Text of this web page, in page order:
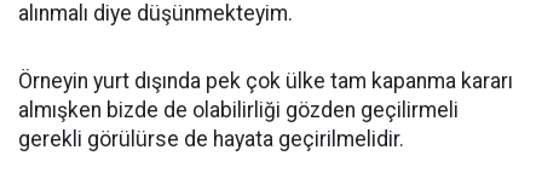
alınmalı diye düşünmekteyim.
Örneyin yurt dışında pek çok ülke tam kapanma kararı
almışken bizde de olabilirliği gözden geçilirmeli
gerekli görülürse de hayata geçirilmelidir.